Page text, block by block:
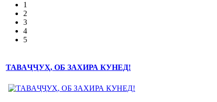
1
2
3
4
5
ТАВАҶҶУҲ, ОБ ЗАХИРА КУНЕД!